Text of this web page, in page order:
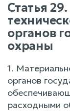
Статья
органов
охраны
1.
органов
расходными